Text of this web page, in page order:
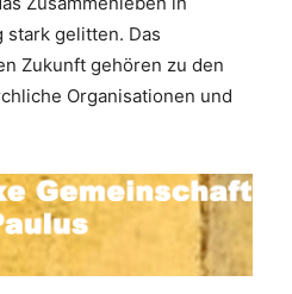
stark gelitten. Das
Zukunft gehören zu den
Organisationen und